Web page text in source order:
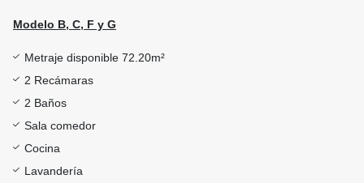
Modelo B, C, F y G
Metraje disponible 72.20m²
2 Recámaras
2 Baños
Sala comedor
Cocina
Lavandería